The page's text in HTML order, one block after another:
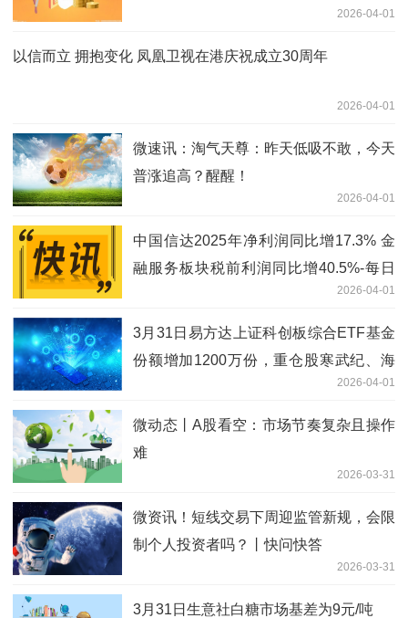
2026-04-01
以信而立 拥抱变化 凤凰卫视在港庆祝成立30周年
2026-04-01
微速讯：淘气天尊：昨天低吸不敢，今天
普涨追高？醒醒！
2026-04-01
中国信达2025年净利润同比增17.3% 金
融服务板块税前利润同比增40.5%-每日
2026-04-01
3月31日易方达上证科创板综合ETF基金
份额增加1200万份，重仓股寒武纪、海
2026-04-01
微动态丨A股看空：市场节奏复杂且操作
难
2026-03-31
微资讯！短线交易下周迎监管新规，会限
制个人投资者吗？丨快问快答
2026-03-31
3月31日生意社白糖市场基差为9元/吨